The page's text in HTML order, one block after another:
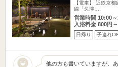
【電車】 近鉄京
線「久津…
営業時間 10:00
入浴料金 800円～
日帰り 子連れ
他の方も書いていますが、